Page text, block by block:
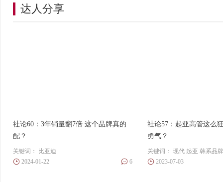
达人分享
社论60：3年销量翻7倍 这个品牌真的
配？
关键词： 比亚迪
2024-01-22
6
社论57：起亚高管这么
勇气？
关键词： 现代 起亚 韩系品牌
2023-07-03